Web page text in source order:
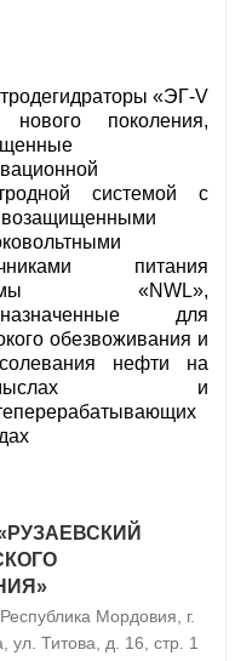
«ЭГ-V
поколения,
системой с
питания
«NWL»,
для
обезвоживания и
нефти на
и
Мордовия, г.
ул. Титова, д. 16, стр. 1